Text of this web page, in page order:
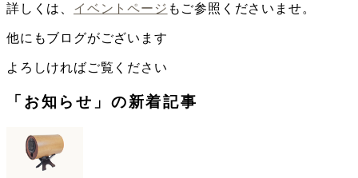
詳しくは、 イベントページ もご参照くださいませ。
他にもブログがございます
よろしければご覧ください
「お知らせ」の新着記事